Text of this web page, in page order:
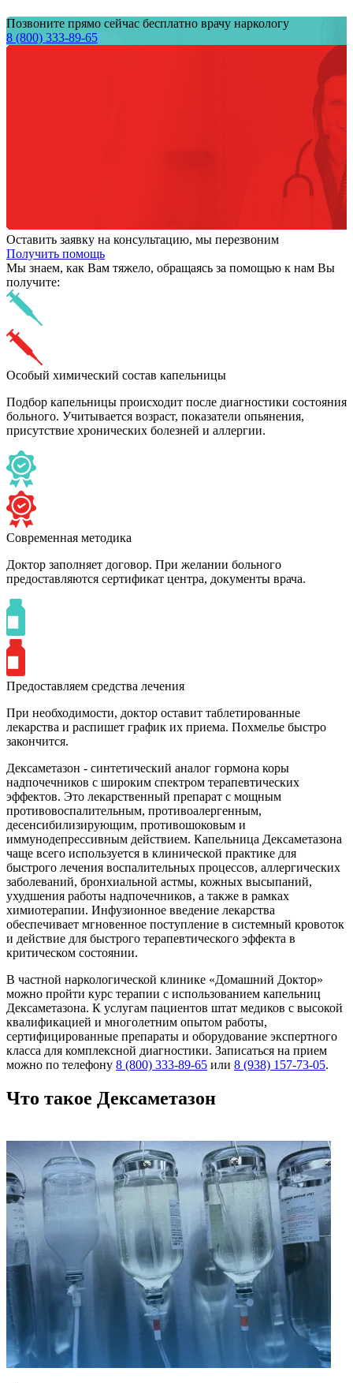
Позвоните прямо сейчас бесплатно врачу наркологу
8 (800) 333-89-65
Оставить заявку на консультацию, мы перезвоним
Получить помощь
Мы знаем, как Вам тяжело, обращаясь за помощью к нам Вы
получите:
Особый химический состав капельницы
Подбор капельницы происходит после диагностики состояния
больного. Учитывается возраст, показатели опьянения,
присутствие хронических болезней и аллергии.
Современная методика
Доктор заполняет договор. При желании больного
предоставляются сертификат центра, документы врача.
Предоставляем средства лечения
При необходимости, доктор оставит таблетированные
лекарства и распишет график их приема. Похмелье быстро
закончится.
Дексаметазон - синтетический аналог гормона коры
надпочечников с широким спектром терапевтических
эффектов. Это лекарственный препарат с мощным
противовоспалительным, противоалергенным,
десенсибилизирующим, противошоковым и
иммунодепрессивным действием. Капельница Дексаметазона
чаще всего используется в клинической практике для
быстрого лечения воспалительных процессов, аллергических
заболеваний, бронхиальной астмы, кожных высыпаний,
ухудшения работы надпочечников, а также в рамках
химиотерапии. Инфузионное введение лекарства
обеспечивает мгновенное поступление в системный кровоток
и действие для быстрого терапевтического эффекта в
критическом состоянии.
В частной наркологической клинике «Домашний Доктор»
можно пройти курс терапии с использованием капельниц
Дексаметазона. К услугам пациентов штат медиков с высокой
квалификацией и многолетним опытом работы,
сертифицированные препараты и оборудование экспертного
класса для комплексной диагностики. Записаться на прием
можно по телефону 8 (800) 333-89-65 или 8 (938) 157-73-05.
Что такое Дексаметазон